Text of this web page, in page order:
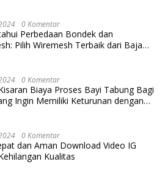
0 Komentar
Perbedaan Bondek dan
Pilih Wiremesh Terbaik dari Baja
0 Komentar
Biaya Proses Bayi Tabung Bagi
Ingin Memiliki Keturunan dengan
0 Komentar
dan Aman Download Video IG
Kualitas